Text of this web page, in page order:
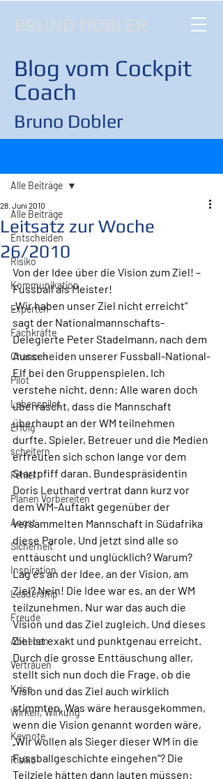
BRUNO DOBLER
Blog vom Cockpit
Coach
Bruno Dobler
Alle Beiträge
Entscheiden
Risiko
Kommunikation
Experten
Fachkräfte
Chancen
Pilot
Lebenspilot
Erfolg
scheitern
Fehler
Planen Vorbereiten
Angst
Sicherheit
Inspiration
Leadership
Freude
Abheben
Vertrauen
Krise
Wirken, Wirkung
Keynote
Risiko
Alle Beiträge
Leitsatz zur Woche
26/2010
28. Juni 2010
Von der Idee über die Vision zum Ziel! –
Fussball als Meister!
„Wir haben unser Ziel nicht erreicht“
sagt der Nationalmannschafts-
Delegierte Peter Stadelmann, nach dem
Ausscheiden unserer Fussball-National-
Elf bei den Gruppenspielen. Ich
verstehe nicht, denn: Alle waren doch
überrascht, dass die Mannschaft
überhaupt an der WM teilnehmen
durfte. Spieler, Betreuer und die Medien
erfreuten sich schon lange vor dem
Startpfiff daran. Bundespräsidentin
Doris Leuthard vertrat dann kurz vor
dem WM-Auftakt gegenüber der
versammelten Mannschaft in Südafrika
diese Parole. Und jetzt sind alle so
enttäuscht und unglücklich? Warum?
Lag es an der Idee, an der Vision, am
Ziel? Nein! Die Idee war es, an der WM
teilzunehmen. Nur war das auch die
Vision und das Ziel zugleich. Und dieses
Ziel ist exakt und punktgenau erreicht.
Durch die grosse Enttäuschung aller,
stellt sich nun doch die Frage, ob die
Vision und das Ziel auch wirklich
stimmten. Was wäre herausgekommen,
wenn die Vision genannt worden wäre,
„Wir wollen als Sieger dieser WM in die
Fussballgeschichte eingehen“? Die
Teilziele hätten dann lauten müssen: